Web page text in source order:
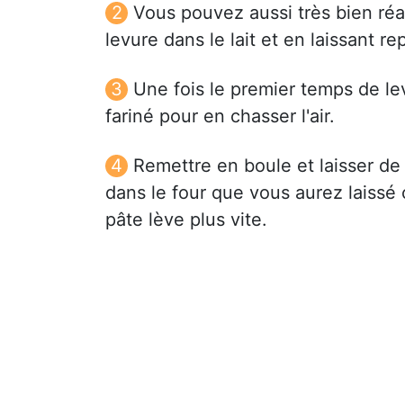
Vous pouvez aussi très bien
levure dans le lait et en laissant
Une fois le premier temps de
fariné pour en chasser l'air.
Remettre en boule et laisser
dans le four que vous aurez
pâte lève plus vite.